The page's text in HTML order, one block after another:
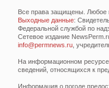
Все права защищены. Любое
Выходные данные:
Федеральной службой по
Сетевое издание
info@permnews.ru ,
На информационном ресурсе
сведений, относящихся к
Информация о погоде